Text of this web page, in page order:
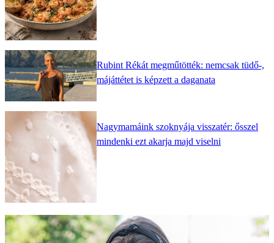
Rubint Rékát megműtötték: nemcsak tüdő-,
májáttétet is képzett a daganata
Nagymamáink szoknyája visszatér: ősszel
mindenki ezt akarja majd viselni